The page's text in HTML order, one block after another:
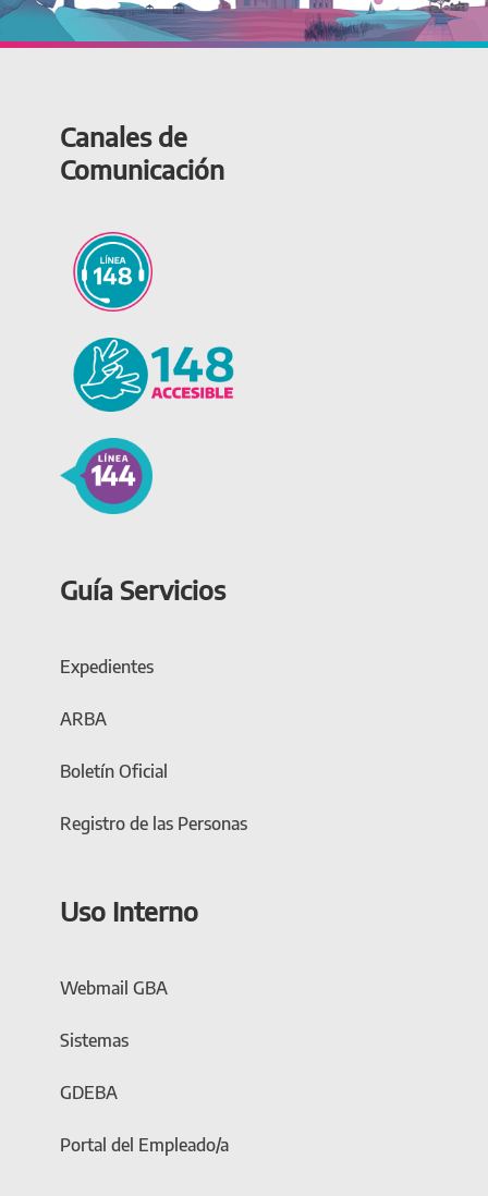
Canales de
Comunicación
Guía Servicios
Expedientes
ARBA
Boletín Oficial
Registro de las Personas
Uso Interno
Webmail GBA
Sistemas
GDEBA
Portal del Empleado/a